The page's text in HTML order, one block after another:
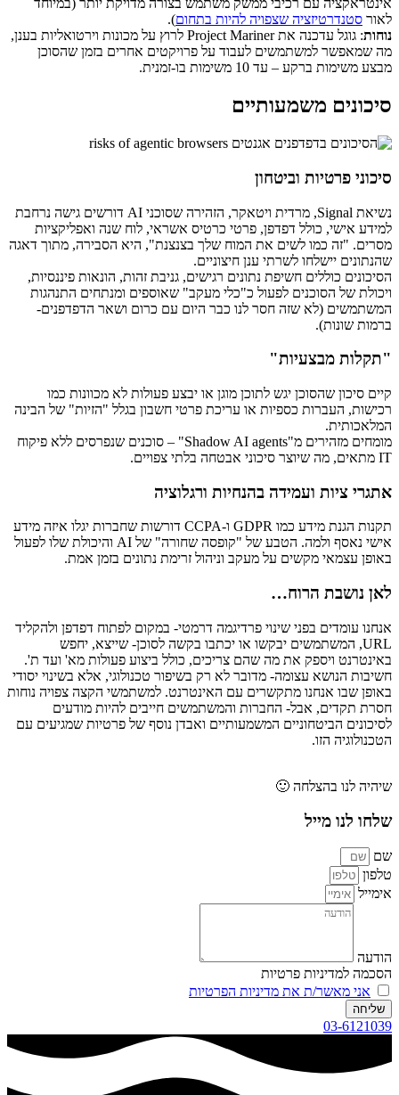
אינטראקציה עם רכיבי ממשק משתמש בצורה מדויקת יותר (במיוחד
לאור סטנדרטיזציה שצפויה להיות בתחום).
נוחות
: גוגל עדכנה את Project Mariner לרוץ על מכונות וירטואליות בענן,
מה שמאפשר למשתמשים לעבוד על פרויקטים אחרים בזמן שהסוכן
מבצע משימות ברקע – עד 10 משימות בו-זמנית.
סיכונים משמעותיים
סיכוני פרטיות וביטחון
נשיאת Signal, מרדית ויטאקר, הזהירה שסוכני AI דורשים גישה נרחבת
למידע אישי, כולל דפדפן, פרטי כרטיס אשראי, לוח שנה ואפליקציות
מסרים. "זה כמו לשים את המוח שלך בצנצנת", היא הסבירה, מתוך דאגה
שהנתונים יישלחו לשרתי ענן חיצוניים.
הסיכונים כוללים חשיפת נתונים רגישים, גניבת זהות, הונאות פיננסיות,
ויכולת של הסוכנים לפעול כ"כלי מעקב" שאוספים ומנתחים התנהגות
המשתמשים (לא שזה חסר לנו כבר היום עם כרום ושאר הדפדפנים-
ברמות שונות).
"תקלות מבצעיות"
קיים סיכון שהסוכן יגש לתוכן מוגן או יבצע פעולות לא מכוונות כמו
רכישות, העברות כספיות או עריכת פרטי חשבון בגלל "הזיות" של הבינה
המלאכותית.
מומחים מזהירים מ"Shadow AI agents" – סוכנים שנפרסים ללא פיקוח
IT מתאים, מה שיוצר סיכוני אבטחה בלתי צפויים.
אתגרי ציות ועמידה בהנחיות ורגלוציה
תקנות הגנת מידע כמו GDPR ו-CCPA דורשות שחברות יגלו איזה מידע
אישי נאסף ולמה. הטבע של "קופסה שחורה" של AI והיכולת שלו לפעול
באופן עצמאי מקשים על מעקב וניהול זרימת נתונים בזמן אמת.
לאן נושבת הרוח…
אנחנו עומדים בפני שינוי פרדיגמה דרמטי- במקום לפתוח דפדפן ולהקליד
URL, המשתמשים יבקשו או יכתבו בקשה לסוכן- שייצא, יחפש
באינטרנט ויספק את מה שהם צריכים, כולל ביצוע פעולות מא' ועד ת'.
חשיבות הנושא עצומה- מדובר לא רק בשיפור טכנולוגי, אלא בשינוי יסודי
באופן שבו אנחנו מתקשרים עם האינטרנט. למשתמשי הקצה צפויה נוחות
חסרת תקדים, אבל- החברות והמשתמשים חייבים להיות מודעים
לסיכונים הביטחוניים המשמעותיים ואבדן נוסף של פרטיות שמגיעים עם
הטכנולוגיה הזו.
שיהיה לנו בהצלחה 🙂
שלחו לנו מייל
שם
טלפון
אימייל
הודעה
הסכמה למדיניות פרטיות
אני מאשר/ת את מדיניות הפרטיות
שליחה
03-6121039